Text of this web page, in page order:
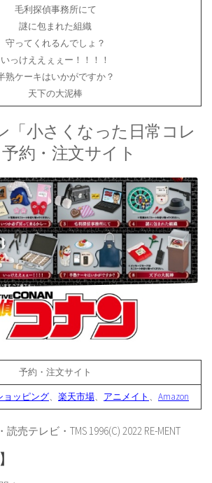
毛利探偵事務所にて
謎に包まれた組織
守ってくれるんでしょ？
いっけええぇぇー！！！！
熟ケーキはいかがですか？
天下の大泥棒
「小さくなった日常コレ
約・注文サイト
予約・注文サイト
ョッピング、 楽天市場、 アニメイト 、 Amazon
売テレビ・TMS 1996(C) 2022 RE-MENT